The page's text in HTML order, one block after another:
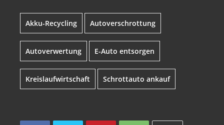
Akku-Recycling Autoverschrottung
Autoverwertung E-Auto entsorgen
Kreislaufwirtschaft Schrottauto ankauf